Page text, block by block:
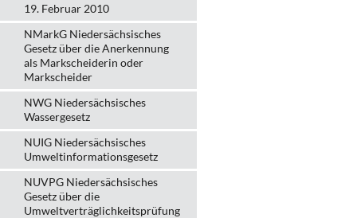
19. Februar 2010
NMarkG Niedersächsisches
Gesetz über die Anerkennung
als Markscheiderin oder
Markscheider
NWG Niedersächsisches
Wassergesetz
NUIG Niedersächsisches
Umweltinformationsgesetz
NUVPG Niedersächsisches
Gesetz über die
Umweltverträglichkeitsprüfung